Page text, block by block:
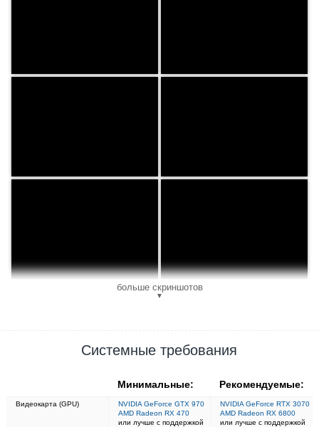
больше скриншотов
▼
Системные требования
Минимальные: Рекомендуемые:
Видеокарта (GPU)
NVIDIA GeForce GTX 970
AMD Radeon RX 470
или лучше с поддержкой
NVIDIA GeForce RTX 3070
AMD Radeon RX 6800
или лучше с поддержкой